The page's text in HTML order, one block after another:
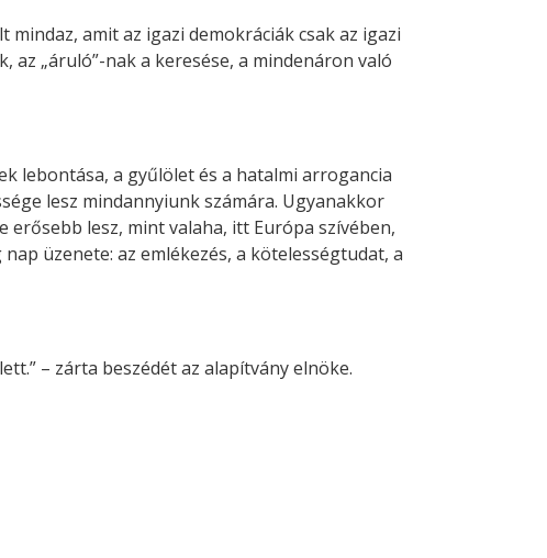
amit az igazi demokráciák csak az igazi
az „áruló”-nak a keresése, a mindenáron való
lebontása, a gyűlölet és a hatalmi arrogancia
lesz mindannyiunk számára. Ugyanakkor
lesz, mint valaha, itt Európa szívében,
üzenete: az emlékezés, a kötelességtudat, a
– zárta beszédét az alapítvány elnöke.